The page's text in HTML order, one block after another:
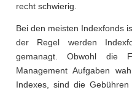
recht schwierig.
Bei den meisten Indexfonds
der Regel werden
gemanagt. Obwohl die
Management Aufgaben
Indexes, sind die